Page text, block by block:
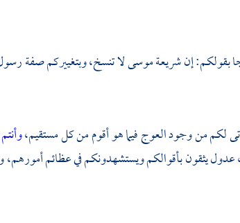
بقولكم: إن شريعةموسىلا تنسخ، وبتغييركم صفة
لكم من وجود العوج فيما هو أقوم من كل مستقيم،
يثقون بأقوالكم ويستشهدونكم في عظائم أمورهم،